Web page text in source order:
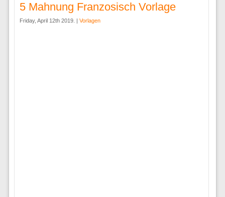
5 Mahnung Franzosisch Vorlage
Friday, April 12th 2019. | Vorlagen